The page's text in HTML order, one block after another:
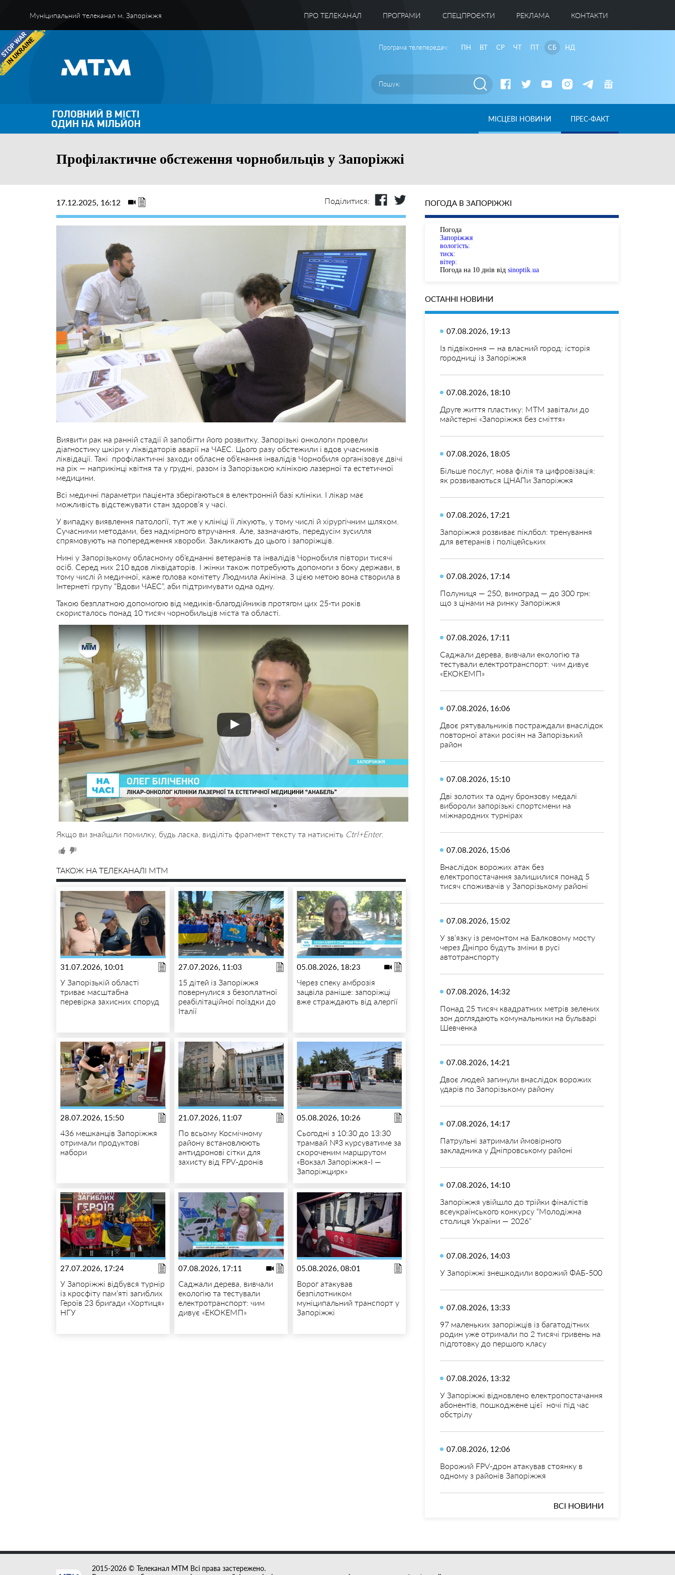
Муніципальний телеканал м. Запоріжжя ПРО ТЕЛЕКАНАЛ ПРОГРАМИ CПЕЦПРОЄКТИ РЕКЛАМА КОНТАКТИ
Програма телепередач: ПН ВТ СР ЧТ ПТ СБ НД
ГОЛОВНИЙ В МІСТІ
ОДИН НА МІЛЬЙОН МІСЦЕВІ НОВИНИ ПРЕС-ФАКТ
Профілактичне обстеження чорнобильців у Запоріжжі
17.12.2025, 16:12 Поділитися:
Виявити рак на ранній стадії й запобігти його розвитку. Запорізькі онкологи провели
діагностику шкіри у ліквідаторів аварії на ЧАЕС. Цього разу обстежили і вдов учасників
ліквідації. Такі профілактичні заходи обласне об’єнання інвалідів Чорнобиля організовує двічі
на рік — наприкінці квітня та у грудні, разом із Запорізькою клінікою лазерної та естетичної
медицини.
Всі медичні параметри пацієнта зберігаються в електронній базі клініки. І лікар має
можливість відстежувати стан здоров’я у часі.
У випадку виявлення патології, тут же у клініці її лікують, у тому числі й хірургічним шляхом.
Сучасними методами, без надмірного втручання. Але, зазначають, передусім зусилля
спрямовують на попередження хвороби. Закликають до цього і запоріжців.
Нині у Запорізькому обласному об’єднанні ветеранів та інвалідів Чорнобиля півтори тисячі
осіб. Серед них 210 вдов ліквідаторів. І жінки також потребують допомоги з боку держави, в
тому числі й медичної, каже голова комітету Людмила Акініна. З цією метою вона створила в
Інтернеті групу “Вдови ЧАЕС”, аби підтримувати одна одну.
Такою безплатною допомогою від медиків-благодійників протягом цих 25-ти років
скористалось понад 10 тисяч чорнобильців міста та області.
Якщо ви знайшли помилку, будь ласка, виділіть фрагмент тексту та натисніть Ctrl+Enter.
ТАКОЖ НА ТЕЛЕКАНАЛІ MTM
31.07.2026, 10:01
У Запорізькій області
триває масштабна
перевірка захисних споруд
27.07.2026, 11:03
15 дітей із Запоріжжя
повернулися з безоплатної
реабілітаційної поїздки до
Італії
05.08.2026, 18:23
Через спеку амброзія
зацвіла раніше: запоріжці
вже страждають від алергії
28.07.2026, 15:50
436 мешканців Запоріжжя
отримали продуктові
набори
21.07.2026, 11:07
По всьому Космічному
району встановлюють
антидронові сітки для
захисту від FPV-дронів
05.08.2026, 10:26
Сьогодні з 10:30 до 13:30
трамвай №3 курсуватиме за
скороченим маршрутом
«Вокзал Запоріжжя-I —
Запоріжцирк»
27.07.2026, 17:24
У Запоріжжі відбувся турнір
із кросфіту пам’яті загиблих
Героїв 23 бригади «Хортиця»
НГУ
07.08.2026, 17:11
Саджали дерева, вивчали
екологію та тестували
електротранспорт: чим
дивує «ЕКОКЕМП»
05.08.2026, 08:01
Ворог атакував
безпілотником
муніципальний транспорт у
Запоріжжі
ПОГОДА В ЗАПОРІЖЖІ
Погода
Запоріжжя
вологість:
тиск:
вітер:
Погода на 10 днів від sinoptik.ua
ОСТАННІ НОВИНИ
07.08.2026, 19:13
Із підвіконня — на власний город: історія
городниці із Запоріжжя
07.08.2026, 18:10
Друге життя пластику: МТМ завітали до
майстерні «Запоріжжя без сміття»
07.08.2026, 18:05
Більше послуг, нова філія та цифровізація:
як розвиваються ЦНАПи Запоріжжя
07.08.2026, 17:21
Запоріжжя розвиває піклбол: тренування
для ветеранів і поліцейських
07.08.2026, 17:14
Полуниця — 250, виноград — до 300 грн:
що з цінами на ринку Запоріжжя
07.08.2026, 17:11
Саджали дерева, вивчали екологію та
тестували електротранспорт: чим дивує
«ЕКОКЕМП»
07.08.2026, 16:06
Двоє рятувальників постраждали внаслідок
повторної атаки росіян на Запорізький
район
07.08.2026, 15:10
Дві золотих та одну бронзову медалі
вибороли запорізькі спортсмени на
міжнародних турнірах
07.08.2026, 15:06
Внаслідок ворожих атак без
електропостачання залишилися понад 5
тисяч споживачів у Запорізькому районі
07.08.2026, 15:02
У зв’язку із ремонтом на Балковому мосту
через Дніпро будуть зміни в русі
автотранспорту
07.08.2026, 14:32
Понад 25 тисяч квадратних метрів зелених
зон доглядають комунальники на бульварі
Шевченка
07.08.2026, 14:21
Двоє людей загинули внаслідок ворожих
ударів по Запорізькому району
07.08.2026, 14:17
Патрульні затримали ймовірного
закладника у Дніпровському районі
07.08.2026, 14:10
Запоріжжя увійшло до трійки фіналістів
всеукраїнського конкурсу “Молодіжна
столиця України — 2026”
07.08.2026, 14:03
У Запоріжжі знешкодили ворожий ФАБ-500
07.08.2026, 13:33
97 маленьких запоріжців із багатодітних
родин уже отримали по 2 тисячі гривень на
підготовку до першого класу
07.08.2026, 13:32
У Запоріжжі відновлено електропостачання
абонентів, пошкоджене цієї ночі під час
обстрілу
07.08.2026, 12:06
Ворожий FPV-дрон атакував стоянку в
одному з районів Запоріжжя
ВСІ НОВИНИ
2015-2026 © Телеканал MTM Всі права застережено.